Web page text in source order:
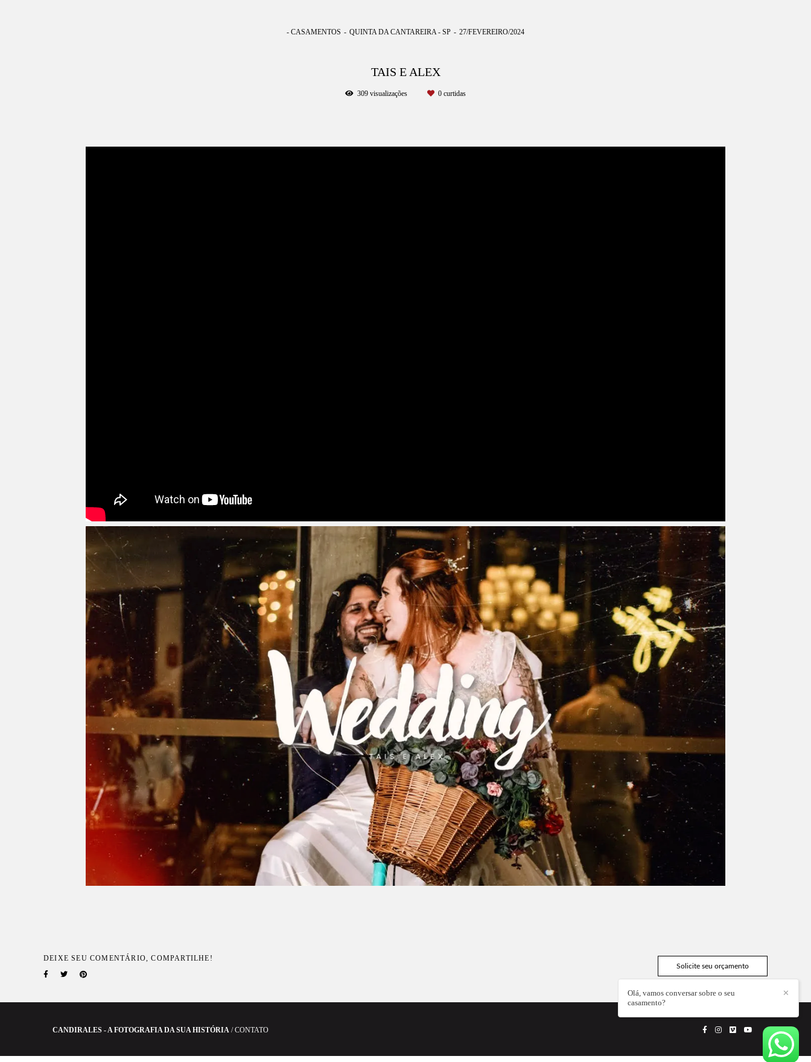
- CASAMENTOS QUINTA DA CANTAREIRA - SP 27/FEVEREIRO/2024
TAIS E ALEX
309 visualizações 0 curtidas
DEIXE SEU COMENTÁRIO, COMPARTILHE!
Solicite seu orçamento
CANDIRALES - A FOTOGRAFIA DA SUA HISTÓRIA /CONTATO
✕
Olá, vamos conversar sobre o seu
casamento?